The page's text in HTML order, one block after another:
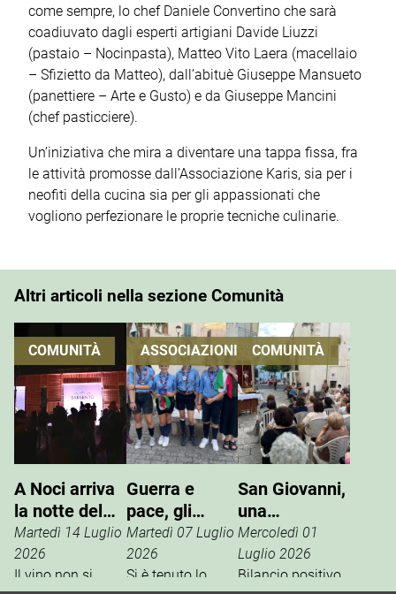
come sempre, lo chef Daniele Convertino che sarà
coadiuvato dagli esperti artigiani Davide Liuzzi
(pastaio – Nocinpasta), Matteo Vito Laera (macellaio
– Sfizietto da Matteo), dall’abituè Giuseppe Mansueto
(panettiere – Arte e Gusto) e da Giuseppe Mancini
(chef pasticciere).
Un’iniziativa che mira a diventare una tappa fissa, fra
le attività promosse dall’Associazione Karis, sia per i
neofiti della cucina sia per gli appassionati che
vogliono perfezionare le proprie tecniche culinarie.
Altri articoli nella sezione Comunità
COMUNITÀ
A Noci arriva
la notte del
vino che si
vive
Martedì 14 Luglio
2026
Il vino non si
ASSOCIAZIONI
Guerra e
pace, gli
Scout
incontrano
l’ANPI
Martedì 07 Luglio
2026
Si è tenuto lo
COMUNITÀ
San Giovanni,
una
tradizione che
si rinnova
Mercoledì 01
Luglio 2026
Bilancio positivo,